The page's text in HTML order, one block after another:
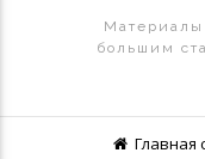
большим
Главная